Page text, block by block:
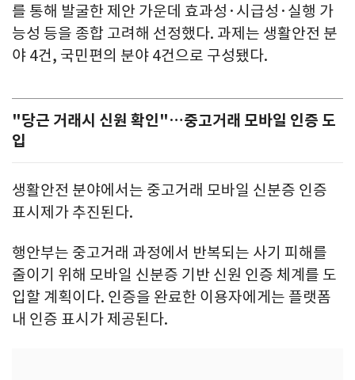
를 통해 발굴한 제안 가운데 효과성·시급성·실행 가
능성 등을 종합 고려해 선정했다. 과제는 생활안전 분
야 4건, 국민편의 분야 4건으로 구성됐다.
"당근 거래시 신원 확인"…중고거래 모바일 인증 도
입
생활안전 분야에서는 중고거래 모바일 신분증 인증
표시제가 추진된다.
행안부는 중고거래 과정에서 반복되는 사기 피해를
줄이기 위해 모바일 신분증 기반 신원 인증 체계를 도
입할 계획이다. 인증을 완료한 이용자에게는 플랫폼
내 인증 표시가 제공된다.